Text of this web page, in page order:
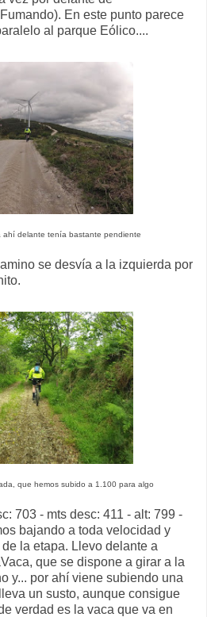
En este punto parece
al parque Eólico....
ahí delante tenía bastante pendiente
se desvía a la izquierda por
que hemos subido a 1.100 para algo
703 - mts desc: 411 - alt: 799 -
bajando a toda velocidad y
la etapa. Llevo delante a
que se dispone a girar a la
y... por ahí viene subiendo una
un susto, aunque consigue
verdad es la vaca que va en